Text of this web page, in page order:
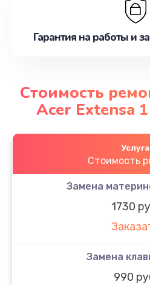
Гарантия на работы и
Стоимость
Acer Extensa
Услуга
Стоимость
Замена
1730
Замена
990